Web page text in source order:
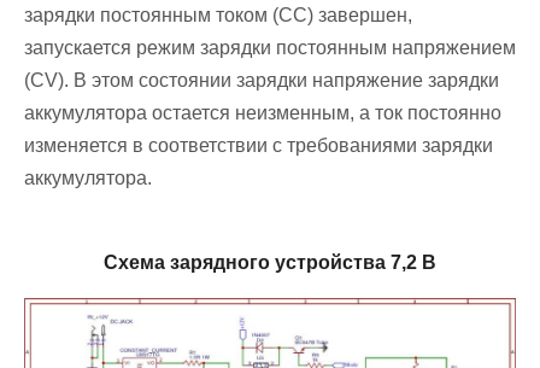
зарядки постоянным током (CC) завершен,
запускается режим зарядки постоянным напряжением
(CV). В этом состоянии зарядки напряжение зарядки
аккумулятора остается неизменным, а ток постоянно
изменяется в соответствии с требованиями зарядки
аккумулятора.
Схема зарядного устройства 7,2 В